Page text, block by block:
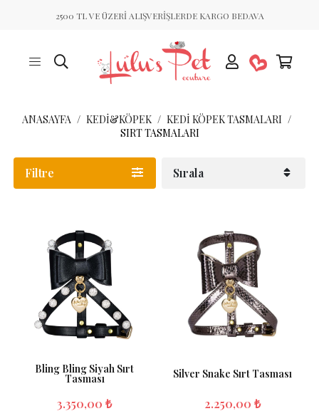
2500 TL VE ÜZERİ ALIŞVERİŞLERDE KARGO BEDAVA
ANASAYFA KEDİ&KÖPEK
KEDI KÖPEK TASMALARI
SIRT TASMALARI
Filtre Sırala
Bling Bling Siyah Sırt
Tasması
3.350,00 ₺
Silver Snake Sırt Tasması
2.250,00 ₺